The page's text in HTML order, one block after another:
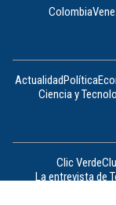
Colombia
ActualidadPolítica
Ciencia y
Clic Verde
La entrevista de